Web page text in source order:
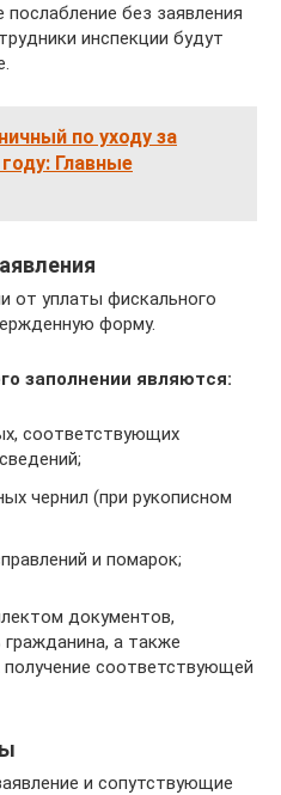
послабление без заявления
инспекции будут
по уходу за
Главные
от уплаты фискального
форму.
заполнении являются:
соответствующих
чернил (при рукописном
и помарок;
документов,
а также
соответствующей
и сопутствующие